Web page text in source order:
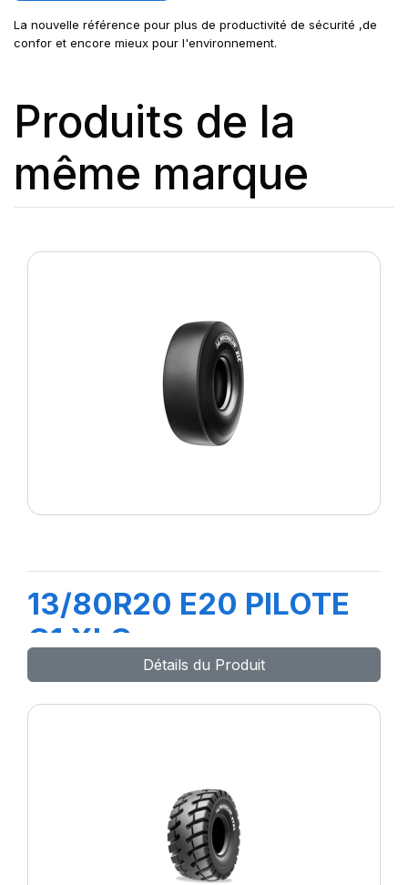
La nouvelle référence pour plus de productivité de sécurité ,de
confor et encore mieux pour l'environnement.
Produits de la
même marque
13/80R20 E20 PILOTE
C1 XLC
Détails du Produit